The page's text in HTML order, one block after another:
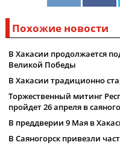
Похожие новости
В Хакасии продолжается
Великой Победы
В Хакасии традиционно
Торжественный митинг
пройдет 26 апреля в
В преддверии 9 Мая в
В Саяногорск привезли